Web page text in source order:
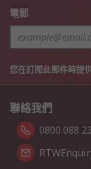
電郵
您在訂閱此郵件時提
聯絡我們
0800 088